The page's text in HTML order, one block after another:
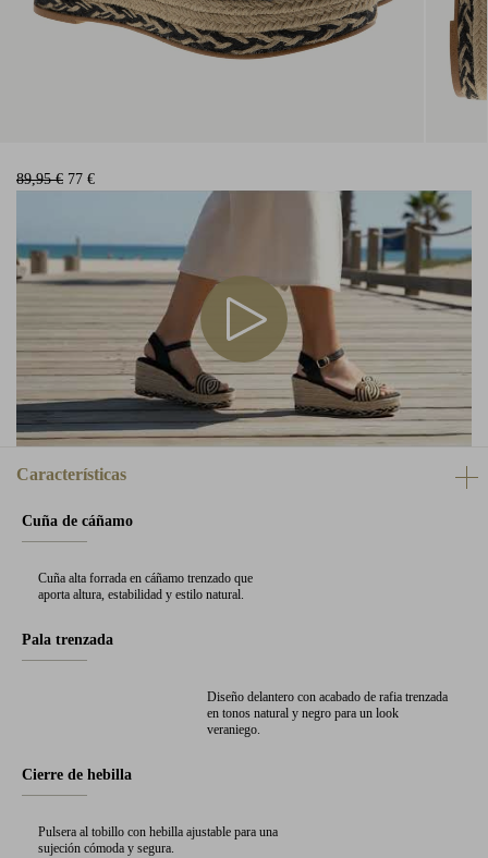
89,95 € 77 €
Características
Cuña de cáñamo
Cuña alta forrada en cáñamo trenzado que
aporta altura, estabilidad y estilo natural.
Pala trenzada
Diseño delantero con acabado de rafia trenzada
en tonos natural y negro para un look
veraniego.
Cierre de hebilla
Pulsera al tobillo con hebilla ajustable para una
sujeción cómoda y segura.